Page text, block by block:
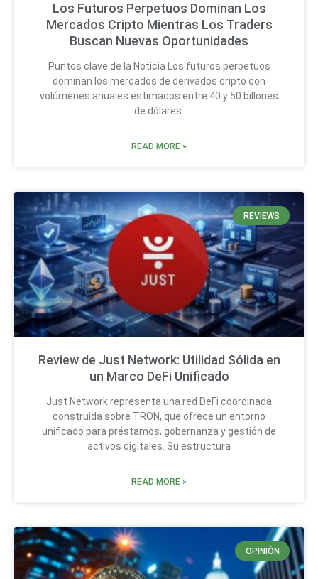
Los Futuros Perpetuos Dominan Los
Mercados Cripto Mientras Los Traders
Buscan Nuevas Oportunidades
Puntos clave de la Noticia Los futuros perpetuos
dominan los mercados de derivados cripto con
volúmenes anuales estimados entre 40 y 50 billones
de dólares.
READ MORE »
REVIEWS
Review de Just Network: Utilidad Sólida en
un Marco DeFi Unificado
Just Network representa una red DeFi coordinada
construida sobre TRON, que ofrece un entorno
unificado para préstamos, gobernanza y gestión de
activos digitales. Su estructura
READ MORE »
OPINIÓN